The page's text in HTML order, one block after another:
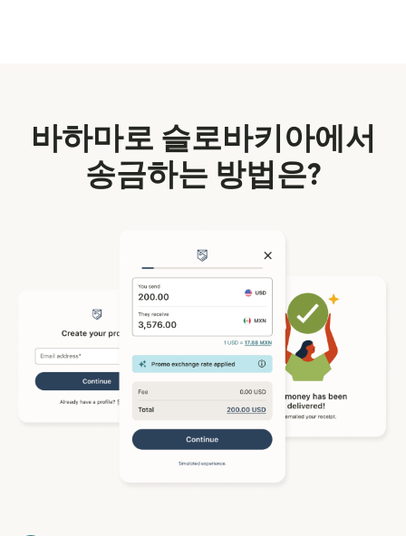
바하마로 슬로바키아에서
송금하는 방법은?